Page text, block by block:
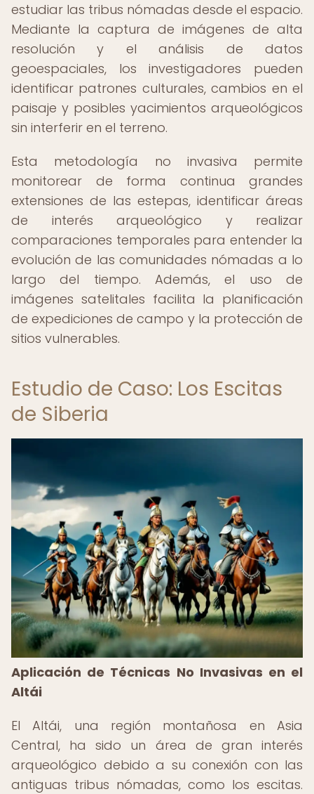
estudiar las tribus nómadas desde el espacio.
Mediante la captura de imágenes de alta
resolución y el análisis de datos
geoespaciales, los investigadores pueden
identificar patrones culturales, cambios en el
paisaje y posibles yacimientos arqueológicos
sin interferir en el terreno.
Esta metodología no invasiva permite
monitorear de forma continua grandes
extensiones de las estepas, identificar áreas
de interés arqueológico y realizar
comparaciones temporales para entender la
evolución de las comunidades nómadas a lo
largo del tiempo. Además, el uso de
imágenes satelitales facilita la planificación
de expediciones de campo y la protección de
sitios vulnerables.
Estudio de Caso: Los Escitas
de Siberia
Aplicación de Técnicas No Invasivas en el
Altái
El Altái, una región montañosa en Asia
Central, ha sido un área de gran interés
arqueológico debido a su conexión con las
antiguas tribus nómadas, como los escitas.